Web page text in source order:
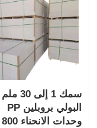
سمك 1 إلى
البولي بروبلين PP